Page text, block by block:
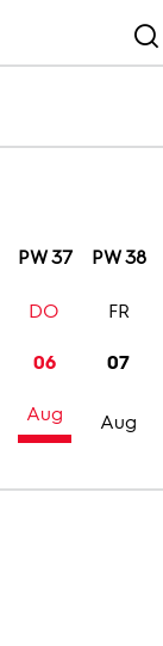
PW 37 PW 38
06
Aug
DO
07
Aug
FR